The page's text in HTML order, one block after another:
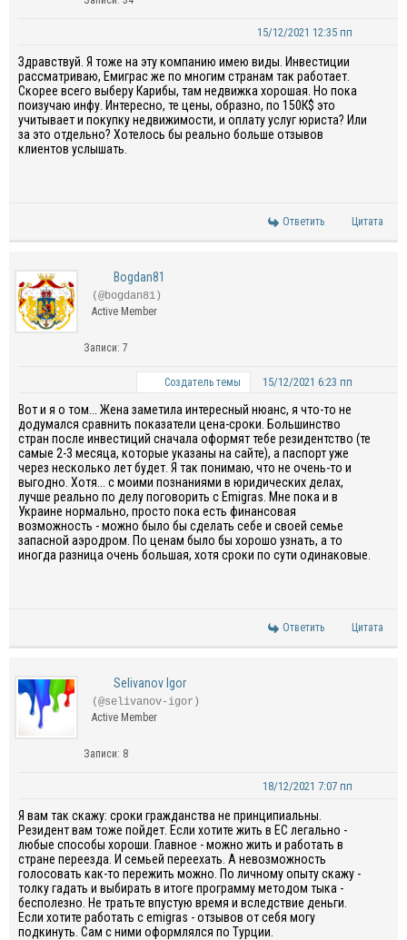
15/12/2021 12:35 пп
Здравствуй. Я тоже на эту компанию имею виды. Инвестиции
рассматриваю, Емиграс же по многим странам так работает.
Скорее всего выберу Карибы, там недвижка хорошая. Но пока
поизучаю инфу. Интересно, те цены, образно, по 150К$ это
учитывает и покупку недвижимости, и оплату услуг юриста? Или
за это отдельно? Хотелось бы реально больше отзывов
клиентов услышать.
Ответить Цитата
Bogdan81
(@bogdan81)
Active Member
Записи: 7
Создатель темы 15/12/2021 6:23 пп
Вот и я о том... Жена заметила интересный нюанс, я что-то не
додумался сравнить показатели цена-сроки. Большинство
стран после инвестиций сначала оформят тебе резидентство (те
самые 2-3 месяца, которые указаны на сайте), а паспорт уже
через несколько лет будет. Я так понимаю, что не очень-то и
выгодно. Хотя... с моими познаниями в юридических делах,
лучше реально по делу поговорить с Emigras. Мне пока и в
Украине нормально, просто пока есть финансовая
возможность - можно было бы сделать себе и своей семье
запасной аэродром. По ценам было бы хорошо узнать, а то
иногда разница очень большая, хотя сроки по сути одинаковые.
Ответить Цитата
Selivanov Igor
(@selivanov-igor)
Active Member
Записи: 8
18/12/2021 7:07 пп
Я вам так скажу: сроки гражданства не принципиальны.
Резидент вам тоже пойдет. Если хотите жить в ЕС легально -
любые способы хороши. Главное - можно жить и работать в
стране переезда. И семьей переехать. А невозможность
голосовать как-то пережить можно. По личному опыту скажу -
толку гадать и выбирать в итоге программу методом тыка -
бесполезно. Не тратьте впустую время и вследствие деньги.
Если хотите работать с emigras - отзывов от себя могу
подкинуть. Сам с ними оформлялся по Турции.